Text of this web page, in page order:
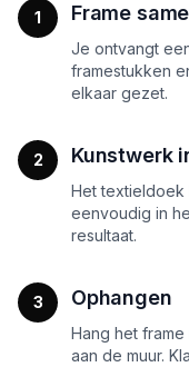
1 Frame
Je ontvangt
framestukken
elkaar gezet.
2 Kunstwerk
Het textieldoek
eenvoudig in
resultaat.
3 Ophangen
Hang het
aan de muur.